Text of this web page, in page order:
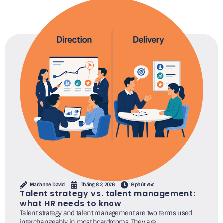
Marianne David Tháng 8 2, 2026 9 phút đọc
Talent strategy vs. talent management:
what HR needs to know
Talent strategy and talent management are two terms used